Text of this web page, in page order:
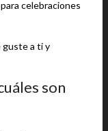
celebraciones
guste a ti y
son